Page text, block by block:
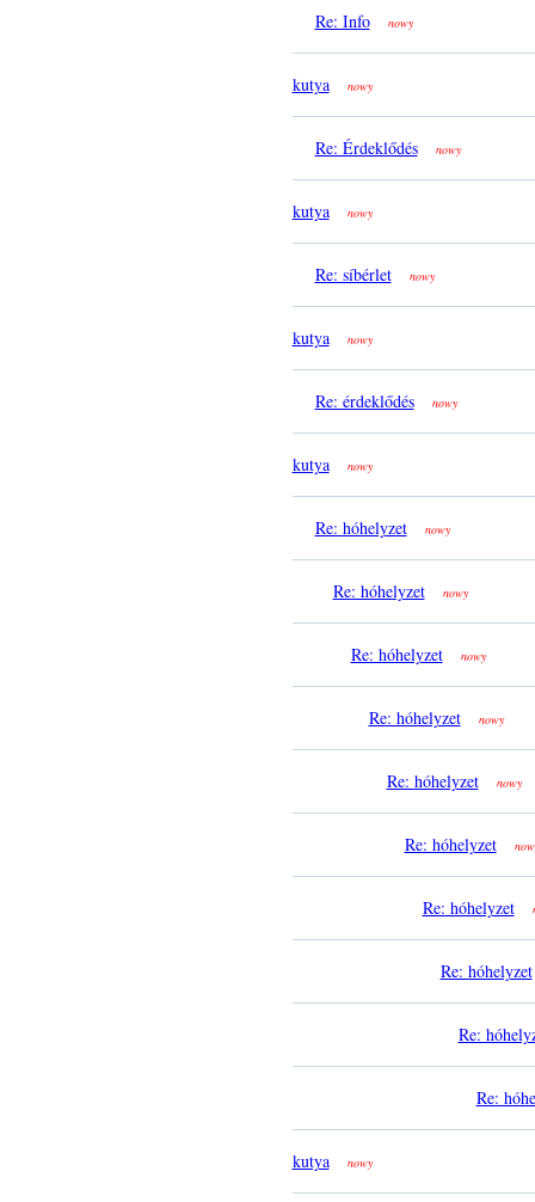
Re: Info nowy
kutya nowy
Re: Érdeklődés nowy
kutya nowy
Re: síbérlet nowy
kutya nowy
Re: érdeklődés nowy
kutya nowy
Re: hóhelyzet nowy
Re: hóhelyzet nowy
Re: hóhelyzet nowy
Re: hóhelyzet nowy
Re: hóhelyzet nowy
Re: hóhelyzet
Re: hóhelyzet
Re: hóhelyzet
Re:
Re:
kutya nowy